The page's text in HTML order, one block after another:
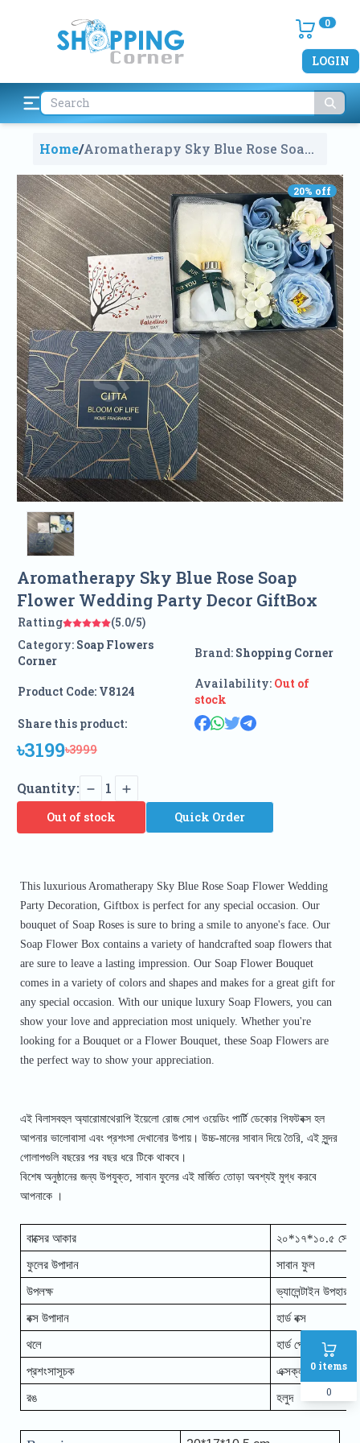
0
LOGIN
0 items
0
Home/Aromatherapy Sky Blue Rose Soap
GiftBox985 20% off
Aromatherapy Sky Blue Rose Soap
Flower Wedding Party Decor GiftBox
Ratting
(5.0/5)
Category: Soap Flowers
Corner
Brand: Shopping Corner
Product Code: V8124
Availability: Out of
stock
Share this product:
৳3199৳3999
Quantity: 1
Out of stock Quick Order
This luxurious Aromatherapy Sky Blue Rose Soap Flower Wedding
Party Decoration, Giftbox is perfect for any special occasion. Our
bouquet of Soap Roses is sure to bring a smile to anyone's face. Our
Soap Flower Box contains a variety of handcrafted soap flowers that
are sure to leave a lasting impression. Our Soap Flower Bouquet
comes in a variety of colors and shapes and makes for a great gift for
any special occasion. With our unique luxury Soap Flowers, you can
show your love and appreciation most uniquely. Whether you're
looking for a Bouquet or a Flower Bouquet, these Soap Flowers are
the perfect way to show your appreciation.
এই বিলাসবহুল অ্যারোমাথেরাপি ইয়েলো রোজ সোপ ওয়েডিং পার্টি ডেকোর গিফটবক্স হল
আপনার ভালোবাসা এবং প্রশংসা দেখানোর উপায়। উচ্চ-মানের সাবান দিয়ে তৈরি, এই সুন্দর
গোলাপগুলি বছরের পর বছর ধরে টিকে থাকবে।
বিশেষ অনুষ্ঠানের জন্য উপযুক্ত, সাবান ফুলের এই মার্জিত তোড়া অবশ্যই মুগ্ধ করবে
আপনাকে ।
বাক্সের আকার
২০*১৭*১০.৫ সেমি
ফুলের উপাদান
সাবান ফুল
উপলক্ষ
ভ্যালেন্টাইন উপহার,
বক্স উপাদান
হার্ড বক্স
থলে
হার্ড পেপার শপিং ব্যাগ
প্রশংসাসূচক
এক্সক্লুসিভ
রঙ
হলুদ